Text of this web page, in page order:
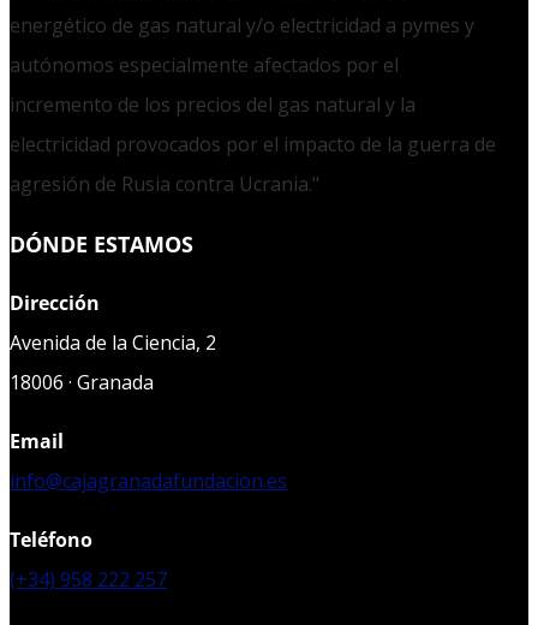
energético de gas natural y/o electricidad a pymes y
autónomos especialmente afectados por el
incremento de los precios del gas natural y la
electricidad provocados por el impacto de la guerra de
agresión de Rusia contra Ucrania."
DÓNDE ESTAMOS
Dirección
Avenida de la Ciencia, 2
18006 · Granada
Email
info@cajagranadafundacion.es
Teléfono
(+34) 958 222 257